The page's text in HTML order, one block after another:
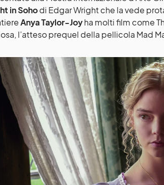
in Sohodi Edgar Wright che la vede
Anya Taylor-Joyha molti film come
l’atteso prequel della pellicola Mad